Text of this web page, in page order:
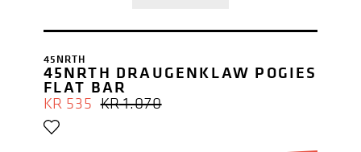
45NRTH
45NRTH DRAUGENKLAW POGIES
FLAT BAR
KR1.070OPPRINNELIG
KR 535
NÅVÆRENDE